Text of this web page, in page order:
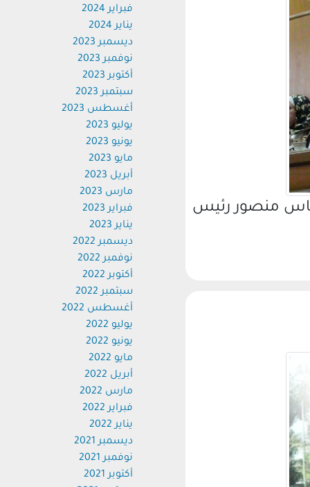
منصور رئيس
فبراير 2024
يناير 2024
ديسمبر 2023
نوفمبر 2023
أكتوبر 2023
سبتمبر 2023
أغسطس 2023
يوليو 2023
يونيو 2023
مايو 2023
أبريل 2023
مارس 2023
فبراير 2023
يناير 2023
ديسمبر 2022
نوفمبر 2022
أكتوبر 2022
سبتمبر 2022
أغسطس 2022
يوليو 2022
يونيو 2022
مايو 2022
أبريل 2022
مارس 2022
فبراير 2022
يناير 2022
ديسمبر 2021
نوفمبر 2021
أكتوبر 2021